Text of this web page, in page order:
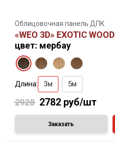
Облицовочная панель ДПК
«WEO 3D» EXOTIC WOOD
цвет: мербау
Длина: 3м 5м
2928 2782 руб/шт
Заказать